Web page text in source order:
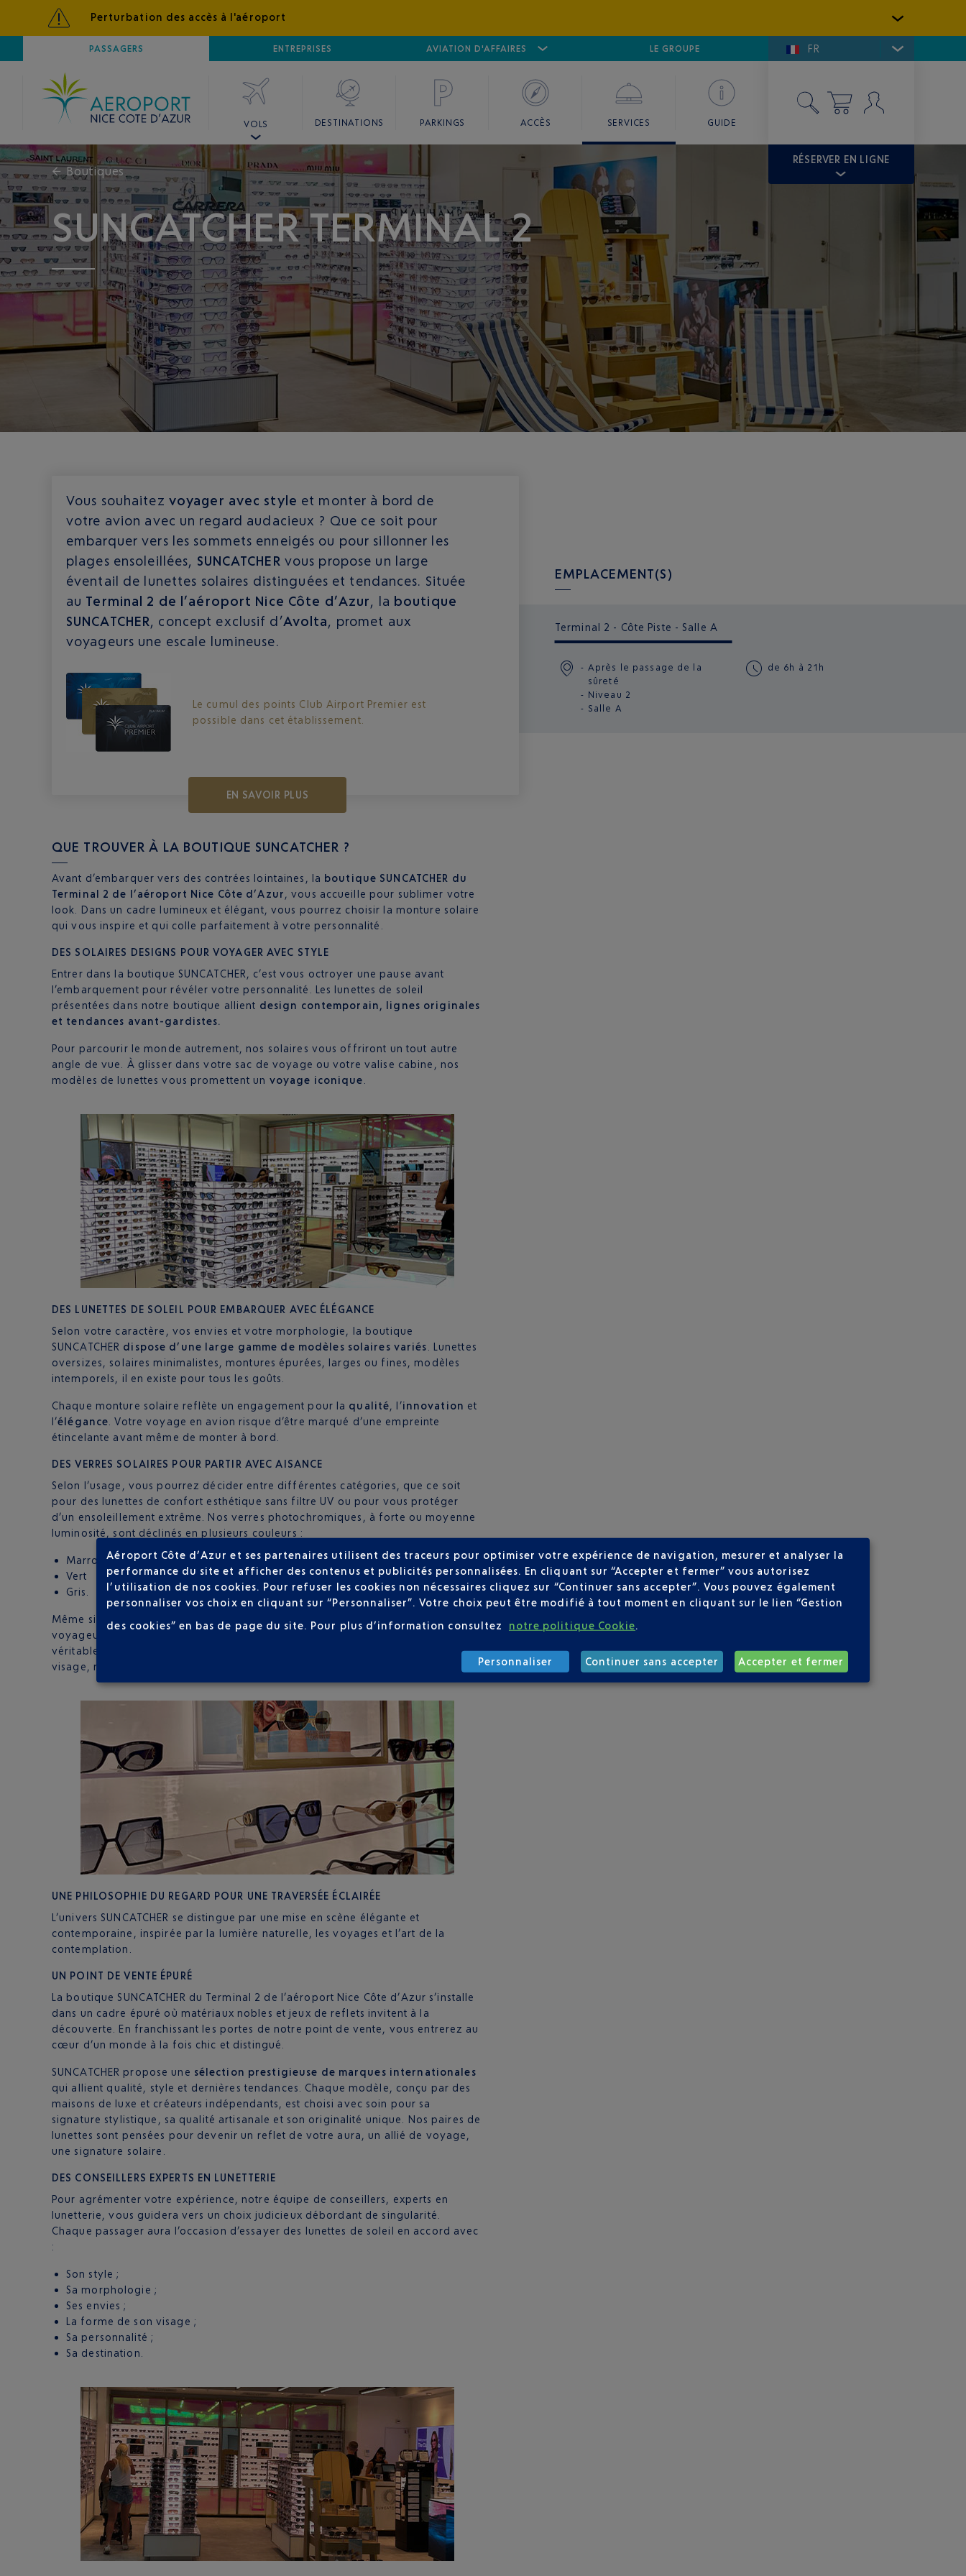
Perturbation des accès à l'aéroport
PASSAGERS ENTREPRISES AVIATION D'AFFAIRES
AÉROPORTNICE CÔTE D'AZUR AÉROPORT CANNES MANDELIEU GOLFE DE SAINT-TROPEZ
LE GROUPE FR
VOLS DESTINATIONS PARKINGS ACCÈS SERVICES GUIDE
RÉSERVER EN LIGNE
← Boutiques
SUNCATCHER TERMINAL 2
Vous souhaitez voyager avec style et monter à bord de
votre avion avec un regard audacieux ? Que ce soit pour
embarquer vers les sommets enneigés ou pour sillonner les
plages ensoleillées, SUNCATCHER vous propose un large
éventail de lunettes solaires distinguées et tendances. Située
au Terminal 2 de l’aéroport Nice Côte d’Azur, la boutique
SUNCATCHER, concept exclusif d’Avolta, promet aux
voyageurs une escale lumineuse.
Le cumul des points Club Airport Premier est
possible dans cet établissement.
EN SAVOIR PLUS
QUE TROUVER À LA BOUTIQUE SUNCATCHER ?
Avant d’embarquer vers des contrées lointaines, la boutique SUNCATCHER du
Terminal 2 de l’aéroport Nice Côte d’Azur, vous accueille pour sublimer votre
look. Dans un cadre lumineux et élégant, vous pourrez choisir la monture solaire
qui vous inspire et qui colle parfaitement à votre personnalité.
DES SOLAIRES DESIGNS POUR VOYAGER AVEC STYLE
Entrer dans la boutique SUNCATCHER, c’est vous octroyer une pause avant
l’embarquement pour révéler votre personnalité. Les lunettes de soleil
présentées dans notre boutique allient design contemporain, lignes originales
et tendances avant-gardistes.
Pour parcourir le monde autrement, nos solaires vous offriront un tout autre
angle de vue. À glisser dans votre sac de voyage ou votre valise cabine, nos
modèles de lunettes vous promettent un voyage iconique
DES LUNETTES DE SOLEIL POUR EMBARQUER AVEC ÉLÉGANCE
Selon votre caractère, vos envies et votre morphologie, la boutique
SUNCATCHER dispose d’une large gamme de modèles solaires variés . Lunettes
oversizes, solaires minimalistes, montures épurées, larges ou fines, modèles
intemporels, il en existe pour tous les goûts.
Chaque monture solaire reflète un engagement pour la qualité, l’innovation et
l’élégance . Votre voyage en avion risque d’être marqué d’une empreinte
étincelante avant même de monter à bord.
DES VERRES SOLAIRES POUR PARTIR AVEC AISANCE
Selon l’usage, vous pourrez décider entre différentes catégories, que ce soit
pour des lunettes de confort esthétique sans filtre UV ou pour vous protéger
d’un ensoleillement extrême. Nos verres photochromiques, à forte ou moyenne
luminosité, sont déclinés en plusieurs couleurs :
Marron
Vert
Gris.
Même si SUNCATCHER garantit une protection solaire de qualité
à tous les
voyageurs, notre concept store considère les lunettes de soleil comme un
véritable accessoire de mode. Quel que soit votre choix, mettre en valeur votre
visage, reste la mission principale de notre boutique !
UNE PHILOSOPHIE DU REGARD POUR UNE TRAVERSÉE ÉCLAIRÉE
L’univers SUNCATCHER se distingue par une mise en scène élégante et
contemporaine, inspirée par la lumière naturelle, les voyages et l’art de la
contemplation.
UN POINT DE VENTE ÉPURÉ
La boutique SUNCATCHER du Terminal 2 de l’aéroport Nice Côte d’Azur s’installe
dans un cadre épuré où matériaux nobles et jeux de reflets invitent à la
découverte. En franchissant les portes de notre point de vente, vous entrerez au
cœur d’un monde à la fois chic et distingué.
SUNCATCHER propose une sélection prestigieuse de marques internationales
qui allient qualité, style et dernières tendances. Chaque modèle, conçu par des
maisons de luxe et créateurs indépendants, est choisi avec soin pour sa
signature stylistique, sa qualité artisanale et son originalité unique. Nos paires de
lunettes sont pensées pour devenir un reflet de votre aura, un allié de voyage,
une signature solaire.
DES CONSEILLERS EXPERTS EN LUNETTERIE
Pour agrémenter votre expérience, notre équipe de conseillers, experts en
lunetterie, vous guidera vers un choix judicieux débordant de singularité.
Chaque passager aura l’occasion d’essayer des lunettes de soleil en accord avec
:
Son style ;
Sa morphologie ;
Ses envies ;
La forme de son visage ;
Sa personnalité ;
Sa destination.
EMPLACEMENT(S)
Terminal 2 - Côte Piste - Salle A
Après le passage de la
sûreté
Niveau 2
Salle A
de 6h à 21h
Aéroport Côte d’Azur et ses partenaires utilisent des traceurs pour optimiser votre expérience de navigation, mesurer et analyser la
performance du site et afficher des contenus et publicités personnalisées. En cliquant sur “Accepter et fermer” vous autorisez
l’utilisation de nos cookies. Pour refuser les cookies non nécessaires cliquez sur “Continuer sans accepter”. Vous pouvez également
personnaliser vos choix en cliquant sur “Personnaliser”. Votre choix peut être modifié à tout moment en cliquant sur le lien “Gestion
des cookies” en bas de page du site. Pour plus d’information consultez notre politique Cookie
Personnaliser Continuer sans accepter Accepter et fermer